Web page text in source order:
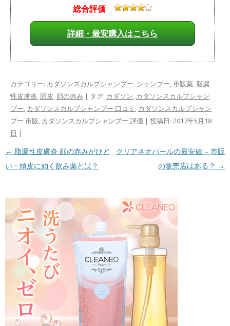
総合評価
詳細・最安購入はこちら
カテゴリー: カダソンスカルプシャンプー, シャンプー,市販薬, 脂漏
性皮膚炎,頭皮, 顔の赤み | タグ: カダソン, カダソンスカルプシャン
プー, カダソンスカルプシャンプー 口コミ , カダソンスカルプシャン
プー 市販, カダソンスカルプシャンプー 評価 | 投稿日: 2017年5月18
日 |
投稿ナビゲーション
← 脂漏性皮膚炎 顔の赤みがひど
い・頭皮に効く飲み薬とは？
クリアネオパールの最安値 – 市販
の販売店はある？ →